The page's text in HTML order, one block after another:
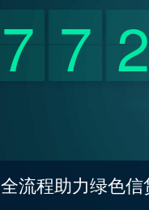
7 7 2
全流程助力绿色